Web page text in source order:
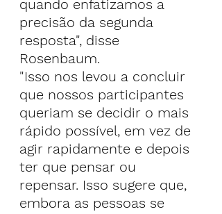
quando enfatizamos a
precisão da segunda
resposta", disse
Rosenbaum.
"Isso nos levou a concluir
que nossos participantes
queriam se decidir o mais
rápido possível, em vez de
agir rapidamente e depois
ter que pensar ou
repensar. Isso sugere que,
embora as pessoas se